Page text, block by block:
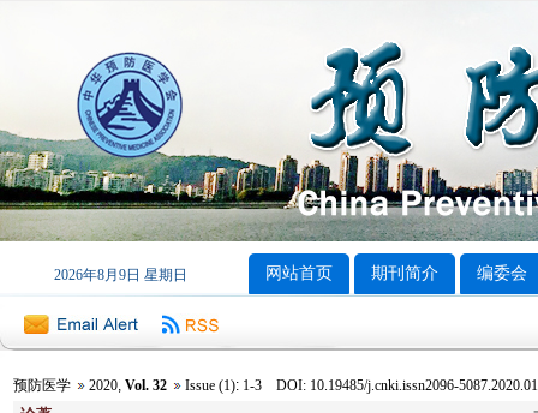
2026年8月9日 星期日 网站首页 期刊简介 编委会
预防医学 2020, Vol. 32 Issue (1):1-3 DOI: 10.19485/j.cnki.issn2096-